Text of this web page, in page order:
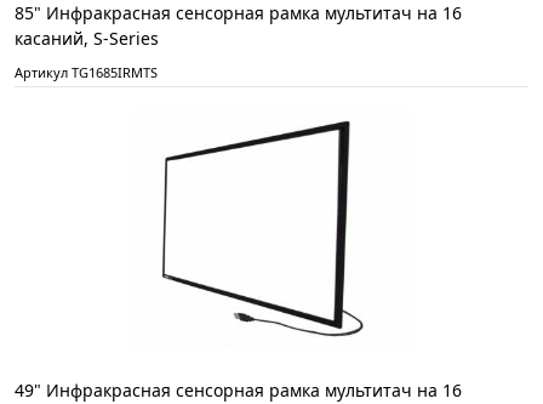
85" Инфракрасная сенсорная рамка мультитач на 16
касаний, S-Series
Артикул TG1685IRMTS
49" Инфракрасная сенсорная рамка мультитач на 16